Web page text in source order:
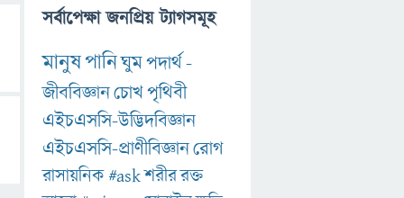
সর্বাপেক্ষা জনপ্রিয় ট্যাগসমূহ
মানুষপানিঘুমপদার্থ-
জীববিজ্ঞানচোখপৃথিবী
এইচএসসি-উদ্ভিদবিজ্ঞান
এইচএসসি-প্রাণীবিজ্ঞানরোগ
রাসায়নিক#askশরীররক্ত